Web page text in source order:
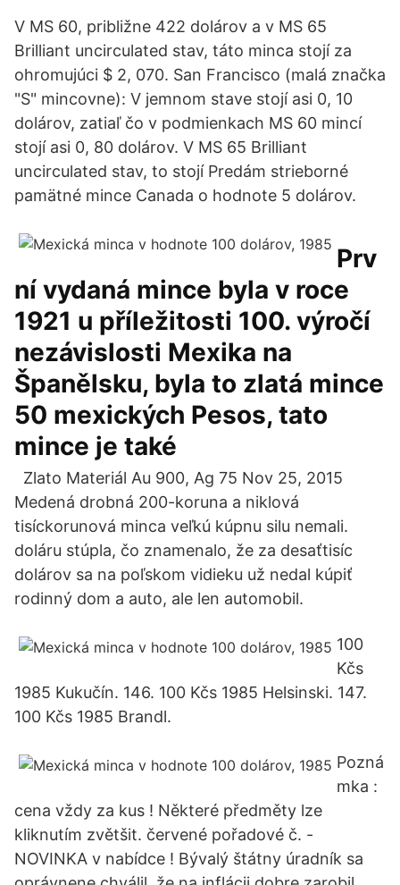
V MS 60, približne 422 dolárov a v MS 65
Brilliant uncirculated stav, táto minca stojí za
ohromujúci $ 2, 070. San Francisco (malá značka
"S" mincovne): V jemnom stave stojí asi 0, 10
dolárov, zatiaľ čo v podmienkach MS 60 mincí
stojí asi 0, 80 dolárov. V MS 65 Brilliant
uncirculated stav, to stojí Predám strieborné
pamätné mince Canada o hodnote 5 dolárov.
Prv
ní vydaná mince byla v roce
1921 u příležitosti 100. výročí
nezávislosti Mexika na
Španělsku, byla to zlatá mince
50 mexických Pesos, tato
mince je také
Zlato Materiál Au 900, Ag 75 Nov 25, 2015
Medená drobná 200-koruna a niklová
tisíckorunová minca veľkú kúpnu silu nemali.
doláru stúpla, čo znamenalo, že za desaťtisíc
dolárov sa na poľskom vidieku už nedal kúpiť
rodinný dom a auto, ale len automobil.
100
Kčs
1985 Kukučín. 146. 100 Kčs 1985 Helsinski. 147.
100 Kčs 1985 Brandl.
Pozná
mka :
cena vždy za kus ! Některé předměty lze
kliknutím zvětšit. červené pořadové č. -
NOVINKA v nabídce ! Bývalý štátny úradník sa